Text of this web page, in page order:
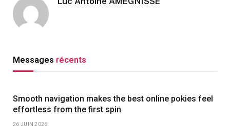
Messages récents
Smooth navigation makes the best online pokies feel
effortless from the first spin
26 JUIN 2026